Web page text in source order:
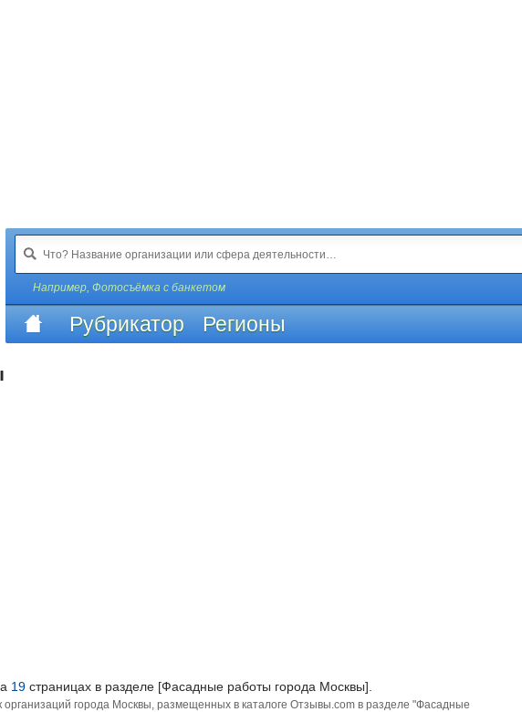
Например, Фотосъёмка с банкетом
Рубрикатор Регионы
19 страницах в разделе [Фасадные работы города Москвы].
организаций города Москвы, размещенных в каталоге Отзывы.com в разделе "Фасадные